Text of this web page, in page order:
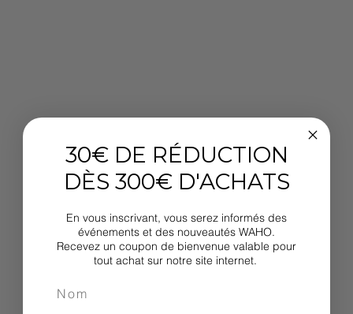
30€ DE RÉDUCTION
DÈS 300€ D'ACHATS
En vous inscrivant, vous serez informés des
événements et des nouveautés WAHO.
Recevez un coupon de bienvenue valable pour
tout achat sur notre site internet.